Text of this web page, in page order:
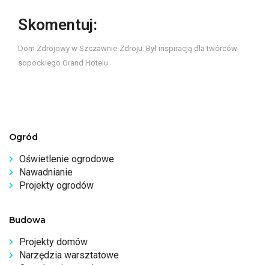
Skomentuj:
Dom Zdrojowy w Szczawnie-Zdroju. Był inspiracją dla twórców
sopockiego Grand Hotelu
Ogród
Oświetlenie ogrodowe
Nawadnianie
Projekty ogrodów
Budowa
Projekty domów
Narzędzia warsztatowe